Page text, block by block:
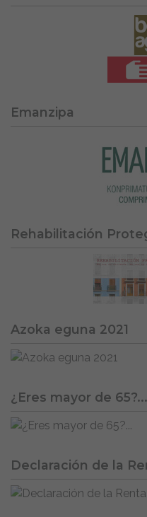
Emanzipa
Rehabilitación
Azoka eguna 2021
¿Eres mayor de 65?...
Declaración de la